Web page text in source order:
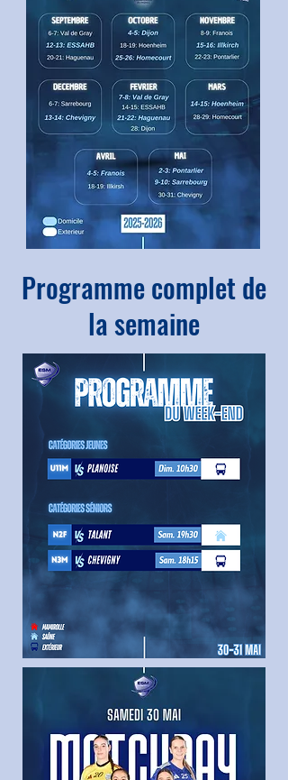
Programme complet de
la semaine